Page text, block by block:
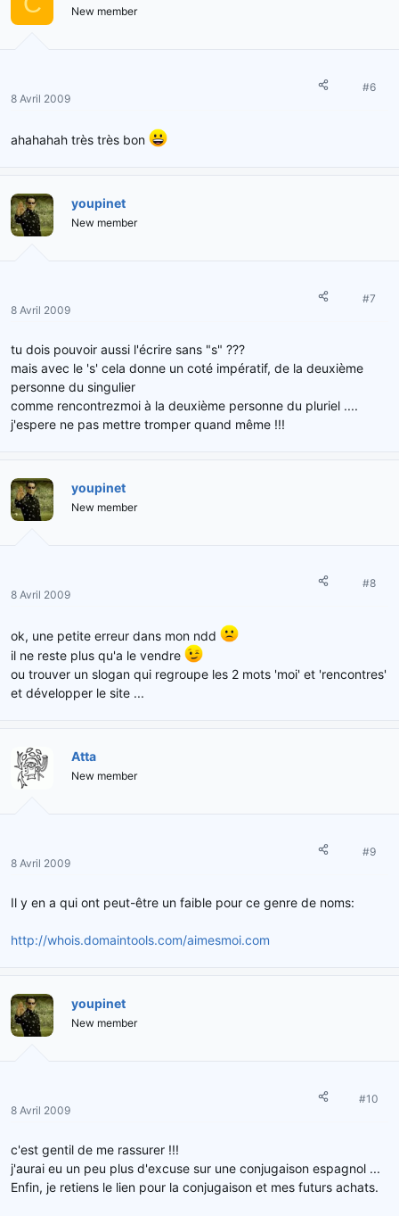
New member
8 Avril 2009
#6
ahahahah très très bon
youpinet
New member
8 Avril 2009
#7
tu dois pouvoir aussi l'écrire sans "s" ???
mais avec le 's' cela donne un coté impératif, de la deuxième
personne du singulier
comme rencontrezmoi à la deuxième personne du pluriel ....
j'espere ne pas mettre tromper quand même !!!
youpinet
New member
8 Avril 2009
#8
ok, une petite erreur dans mon ndd
il ne reste plus qu'a le vendre
ou trouver un slogan qui regroupe les 2 mots 'moi' et 'rencontres'
et développer le site ...
Atta
New member
8 Avril 2009
#9
Il y en a qui ont peut-être un faible pour ce genre de noms:
http://whois.domaintools.com/aimesmoi.com
youpinet
New member
8 Avril 2009
#10
c'est gentil de me rassurer !!!
j'aurai eu un peu plus d'excuse sur une conjugaison espagnol ...
Enfin, je retiens le lien pour la conjugaison et mes futurs achats.